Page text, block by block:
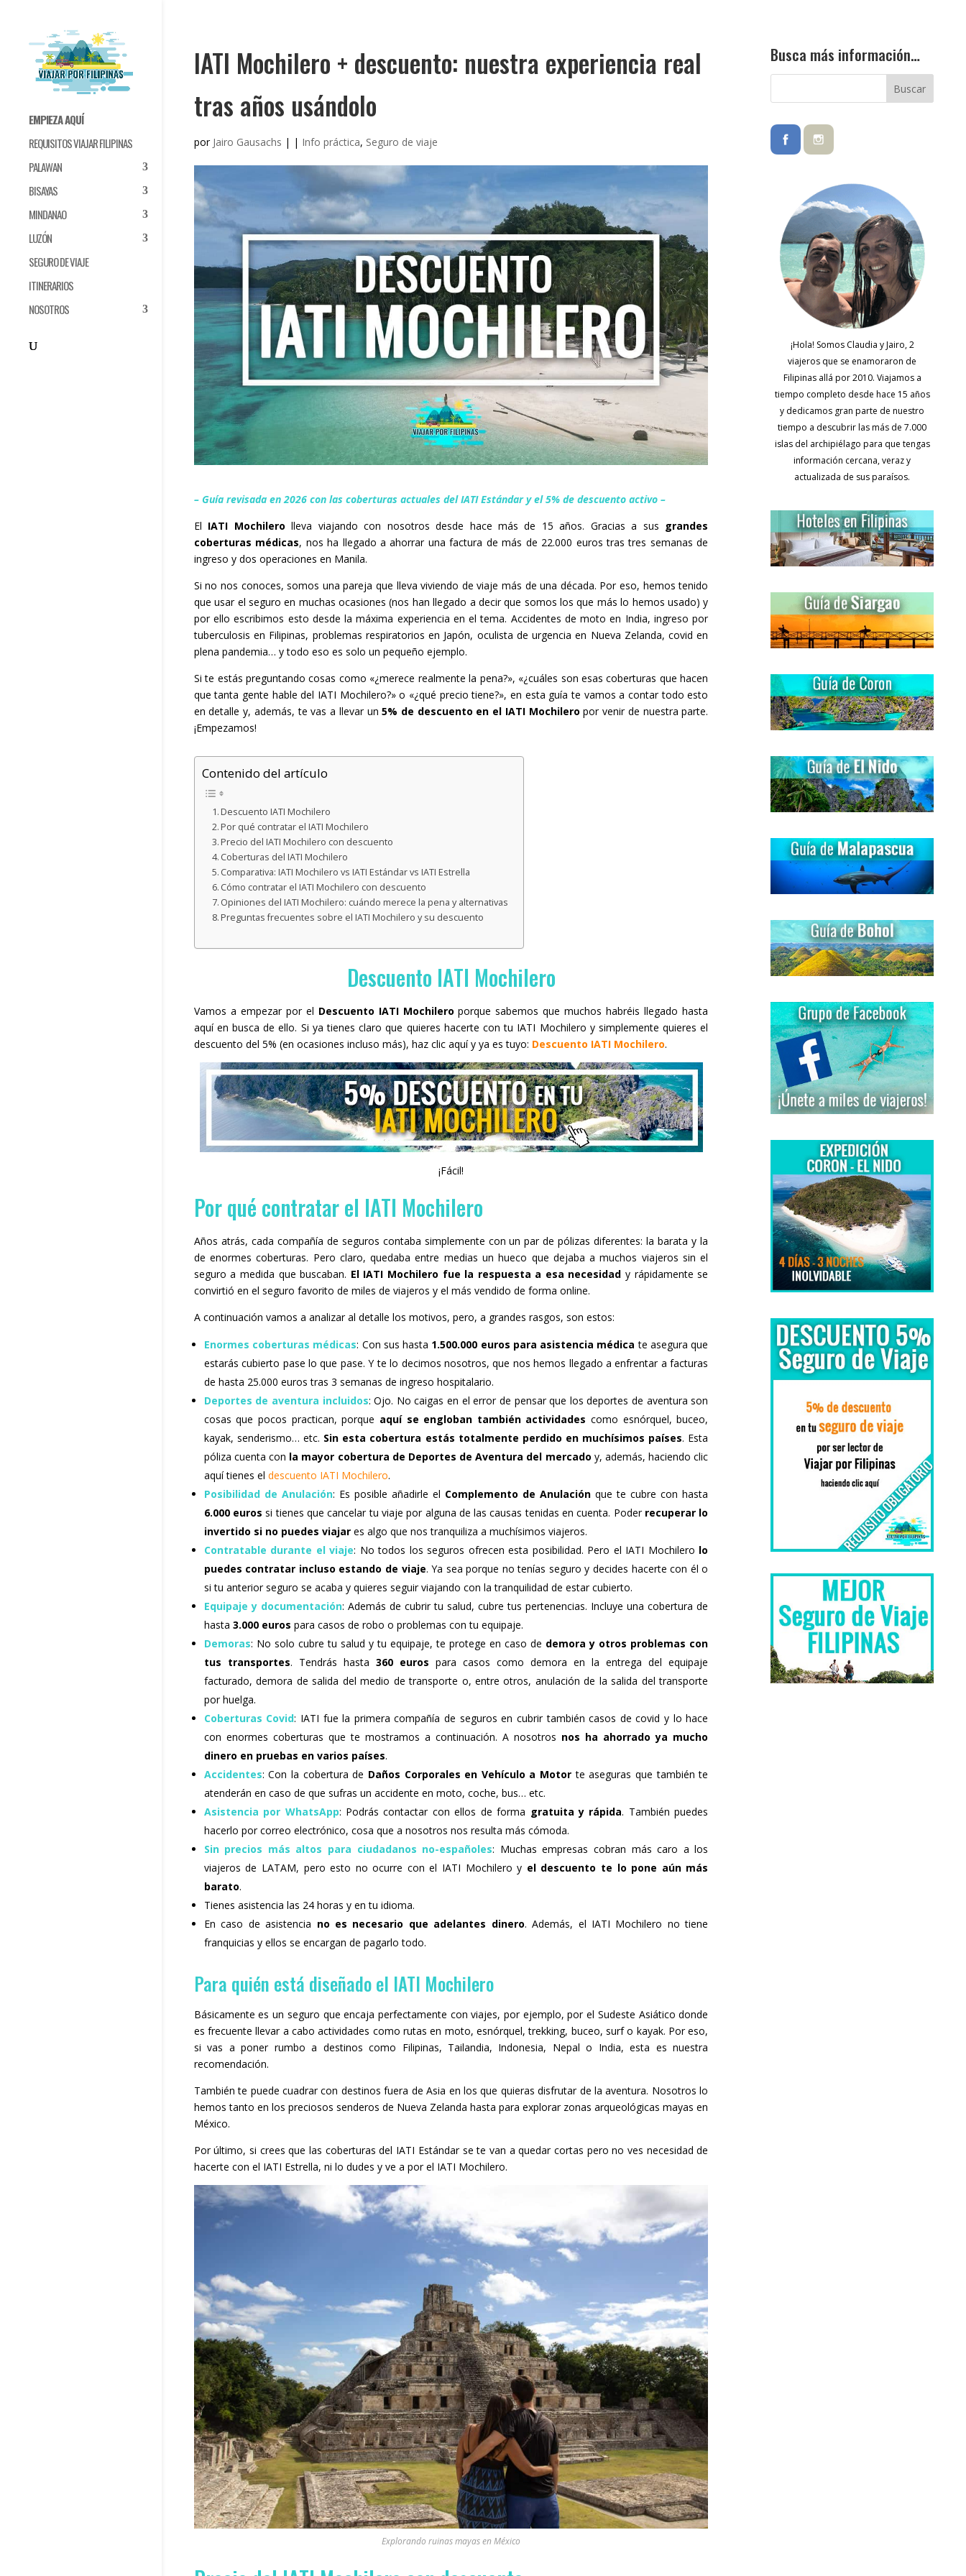
EMPIEZA AQUÍ
REQUISITOS VIAJAR FILIPINAS
PALAWAN
BISAYAS
MINDANAO
LUZÓN
SEGURO DE VIAJE
ITINERARIOS
NOSOTROS
IATI Mochilero + descuento: nuestra experiencia real
tras años usándolo
por Jairo Gausachs | | Info práctica, Seguro de viaje
– Guía revisada en 2026 con las coberturas actuales del IATI Estándar y el 5% de descuento activo –
El IATI Mochilero lleva viajando con nosotros desde hace más de 15 años. Gracias a sus grandes
coberturas médicas, nos ha llegado a ahorrar una factura de más de 22.000 euros tras tres semanas de
ingreso y dos operaciones en Manila.
Si no nos conoces, somos una pareja que lleva viviendo de viaje más de una década. Por eso, hemos tenido
que usar el seguro en muchas ocasiones (nos han llegado a decir que somos los que más lo hemos usado) y
por ello escribimos esto desde la máxima experiencia en el tema. Accidentes de moto en India, ingreso por
tuberculosis en Filipinas, problemas respiratorios en Japón, oculista de urgencia en Nueva Zelanda, covid en
plena pandemia… y todo eso es solo un pequeño ejemplo.
Si te estás preguntando cosas como «¿merece realmente la pena?», «¿cuáles son esas coberturas que hacen
que tanta gente hable del IATI Mochilero?» o «¿qué precio tiene?», en esta guía te vamos a contar todo esto
en detalle y, además, te vas a llevar un5% de descuento en el IATI Mochilero por venir de nuestra parte.
¡Empezamos!
Contenido del artículo
Descuento IATI Mochilero
Por qué contratar el IATI Mochilero
Precio del IATI Mochilero con descuento
Coberturas del IATI Mochilero
Comparativa: IATI Mochilero vs IATI Estándar vs IATI Estrella
Cómo contratar el IATI Mochilero con descuento
Opiniones del IATI Mochilero: cuándo merece la pena y alternativas
Preguntas frecuentes sobre el IATI Mochilero y su descuento
Descuento IATI Mochilero
Vamos a empezar por el Descuento IATI Mochilero porque sabemos que muchos habréis llegado hasta
aquí en busca de ello. Si ya tienes claro que quieres hacerte con tu IATI Mochilero y simplemente quieres el
descuento del 5% (en ocasiones incluso más), haz clic aquí y ya es tuyo: Descuento IATI Mochilero.
¡Fácil!
Por qué contratar el IATI Mochilero
Años atrás, cada compañía de seguros contaba simplemente con un par de pólizas diferentes: la barata y la
de enormes coberturas. Pero claro, quedaba entre medias un hueco que dejaba a muchos viajeros sin el
seguro a medida que buscaban. El IATI Mochilero fue la respuesta a esa necesidad y rápidamente se
convirtió en el seguro favorito de miles de viajeros y el más vendido de forma online.
A continuación vamos a analizar al detalle los motivos, pero, a grandes rasgos, son estos:
Enormes coberturas médicas: Con sus hasta 1.500.000 euros para asistencia médica te asegura que
estarás cubierto pase lo que pase. Y te lo decimos nosotros, que nos hemos llegado a enfrentar a facturas
de hasta 25.000 euros tras 3 semanas de ingreso hospitalario.
Deportes de aventura incluidos: Ojo. No caigas en el error de pensar que los deportes de aventura son
cosas que pocos practican, porque aquí se engloban también actividades como esnórquel, buceo,
kayak, senderismo… etc. Sin esta cobertura estás totalmente perdido en muchísimos países. Esta
póliza cuenta con la mayor cobertura de Deportes de Aventura del mercado y, además, haciendo clic
aquí tienes el descuento IATI Mochilero.
Posibilidad de Anulación: Es posible añadirle el Complemento de Anulación que te cubre con hasta
6.000 euros si tienes que cancelar tu viaje por alguna de las causas tenidas en cuenta. Poder recuperar lo
invertido si no puedes viajares algo que nos tranquiliza a muchísimos viajeros.
Contratable durante el viaje: No todos los seguros ofrecen esta posibilidad. Pero el IATI Mochilero lo
puedes contratar incluso estando de viaje. Ya sea porque no tenías seguro y decides hacerte con él o
si tu anterior seguro se acaba y quieres seguir viajando con la tranquilidad de estar cubierto.
Equipaje y documentación: Además de cubrir tu salud, cubre tus pertenencias. Incluye una cobertura de
hasta 3.000 euros para casos de robo o problemas con tu equipaje.
Demoras: No solo cubre tu salud y tu equipaje, te protege en caso de demora y otros problemas con
tus transportes. Tendrás hasta 360 euros para casos como demora en la entrega del equipaje
facturado, demora de salida del medio de transporte o, entre otros, anulación de la salida del transporte
por huelga.
Coberturas Covid: IATI fue la primera compañía de seguros en cubrir también casos de covid y lo hace
con enormes coberturas que te mostramos a continuación. A nosotros nos ha ahorrado ya mucho
dinero en pruebas en varios países.
Accidentes: Con la cobertura de Daños Corporales en Vehículo a Motor te aseguras que también te
atenderán en caso de que sufras un accidente en moto, coche, bus… etc.
Asistencia por WhatsApp: Podrás contactar con ellos de forma gratuita y rápida. También puedes
hacerlo por correo electrónico, cosa que a nosotros nos resulta más cómoda.
Sin precios más altos para ciudadanos no-españoles: Muchas empresas cobran más caro a los
viajeros de LATAM, pero esto no ocurre con el IATI Mochilero y el descuento te lo pone aún más
barato.
Tienes asistencia las 24 horas y en tu idioma.
En caso de asistencia no es necesario que adelantes dinero. Además, el IATI Mochilero no tiene
franquicias y ellos se encargan de pagarlo todo.
Para quién está diseñado el IATI Mochilero
Básicamente es un seguro que encaja perfectamente con viajes, por ejemplo, por el Sudeste Asiático donde
es frecuente llevar a cabo actividades como rutas en moto, esnórquel, trekking, buceo, surf o kayak. Por eso,
si vas a poner rumbo a destinos como Filipinas, Tailandia, Indonesia, Nepal o India, esta es nuestra
recomendación.
También te puede cuadrar con destinos fuera de Asia en los que quieras disfrutar de la aventura. Nosotros lo
hemos tanto en los preciosos senderos de Nueva Zelanda hasta para explorar zonas arqueológicas mayas en
México.
Por último, si crees que las coberturas del IATI Estándar se te van a quedar cortas pero no ves necesidad de
hacerte con el IATI Estrella, ni lo dudes y ve a por el IATI Mochilero.
Explorando ruinas mayas en México
Busca más información…
¡Hola! Somos Claudia y Jairo, 2
viajeros que se enamoraron de
Filipinas allá por 2010. Viajamos a
tiempo completo desde hace 15 años
y dedicamos gran parte de nuestro
tiempo a descubrir las más de 7.000
islas del archipiélago para que tengas
información cercana, veraz y
actualizada de sus paraísos.